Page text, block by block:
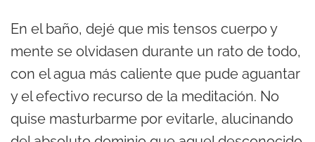
En el baño, dejé que mis tensos cuerpo y
mente se olvidasen durante un rato de todo,
con el agua más caliente que pude aguantar
y el efectivo recurso de la meditación. No
quise masturbarme por evitarle, alucinando